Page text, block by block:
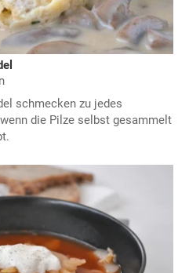
schmecken zu jedes
die Pilze selbst gesammelt